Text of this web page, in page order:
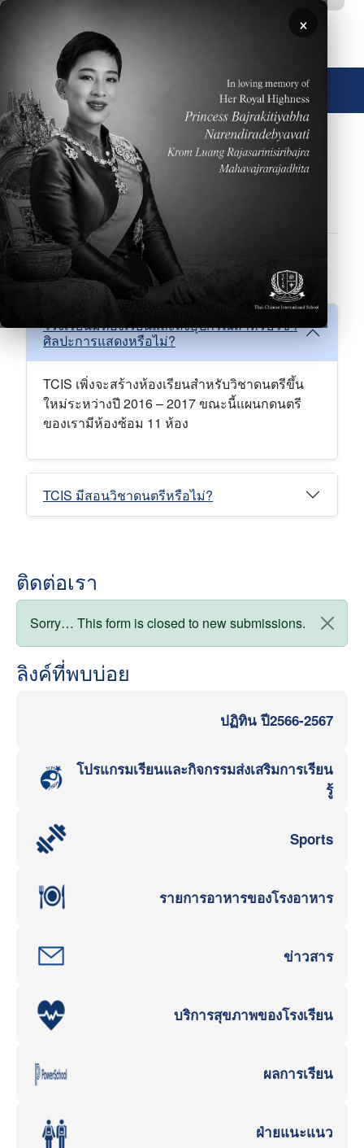
ข้ามไปยังเนื้อหาหลัก
🌐 ประเทศไทย
FAQsการรับเข้าศึกษา กีฬา
ข้อมูลเบื้องต้น
ด้านการศึกษา
ศิลปะการแสดง
ศิลปะการแสดง
โรงเรียนมีห้องเรียนและสิ่งอุปกรณ์สำหรับวิชา
ศิลปะการแสดงหรือไม่?
TCIS เพิ่งจะสร้างห้องเรียนสำหรับวิชาดนตรีขึ้น
ใหม่ระหว่างปี 2016 – 2017 ขณะนี้แผนกดนตรี
ของเรามีห้องซ้อม 11 ห้อง
TCIS มีสอนวิชาดนตรีหรือไม่?
ติดต่อเรา
สถานะข้อความ
Sorry… This form is closed to new submissions.
ลิงค์ที่พบบ่อย
ปฏิทิน ปี2566-2567
โปรแกรมเรียนและกิจกรรมส่งเสริมการเรียน
รู้
Sports
รายการอาหารของโรงอาหาร
ข่าวสาร
บริการสุขภาพของโรงเรียน
ผลการเรียน
ฝ่ายแนะแนว
×